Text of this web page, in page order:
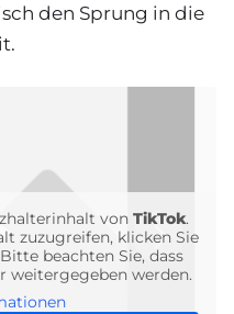
den Sprung in die
von TikTok.
zuzugreifen, klicken Sie
beachten Sie, dass
weitergegeben werden.